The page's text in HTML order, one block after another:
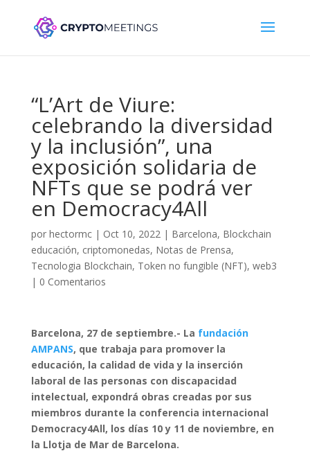
“L’Art de Viure:
celebrando la diversidad
y la inclusión”, una
exposición solidaria de
NFTs que se podrá ver
en Democracy4All
por hectormc| Oct 10, 2022| Barcelona, Blockchain
educación, criptomonedas, Notas de Prensa,
Tecnologia Blockchain, Token no fungible (NFT), web3
| 0 Comentarios
Barcelona, 27 de septiembre.- La fundación
AMPANS, que trabaja para promover la
educación, la calidad de vida y la inserción
laboral de las personas con discapacidad
intelectual, expondrá obras creadas por sus
miembros durante la conferencia internacional
Democracy4All, los días 10 y 11 de noviembre, en
la Llotja de Mar de Barcelona.